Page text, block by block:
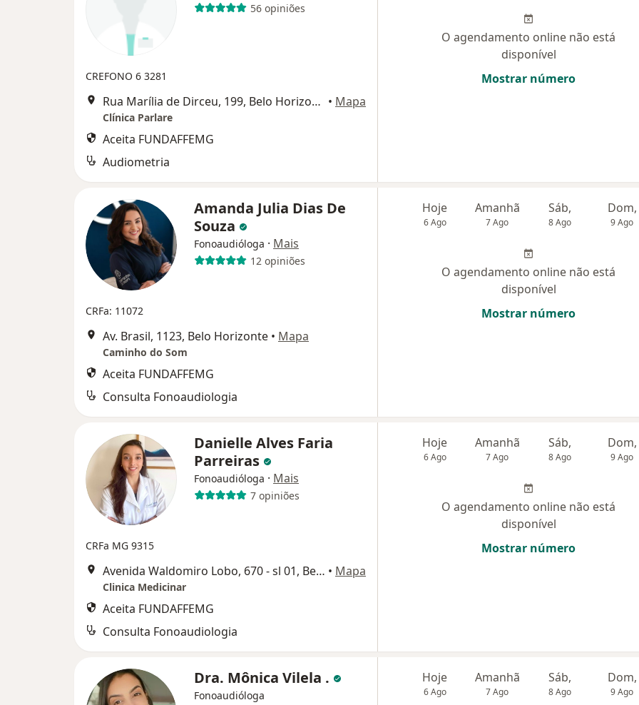
56 opiniões
CREFONO 6 3281
Rua Marília de Dirceu, 199, Belo Horizonte • Mapa
Clínica Parlare
Aceita FUNDAFFEMG
Audiometria
O agendamento online não está
disponível
Mostrar número
Amanda Julia Dias De
Souza
Fonoaudióloga · Mais
12 opiniões
CRFa: 11072
Av. Brasil, 1123, Belo Horizonte • Mapa
Caminho do Som
Aceita FUNDAFFEMG
Consulta Fonoaudiologia
Hoje
6 Ago
Amanhã
7 Ago
Sáb,
8 Ago
Dom,
9 Ago
O agendamento online não está
disponível
Mostrar número
Danielle Alves Faria
Parreiras
Fonoaudióloga · Mais
7 opiniões
CRFa MG 9315
Avenida Waldomiro Lobo, 670 - sl 01, Belo Horizonte • Mapa
Clinica Medicinar
Aceita FUNDAFFEMG
Consulta Fonoaudiologia
Hoje
6 Ago
Amanhã
7 Ago
Sáb,
8 Ago
Dom,
9 Ago
O agendamento online não está
disponível
Mostrar número
Dra. Mônica Vilela .
Fonoaudióloga
Hoje
6 Ago
Amanhã
7 Ago
Sáb,
8 Ago
Dom,
9 Ago